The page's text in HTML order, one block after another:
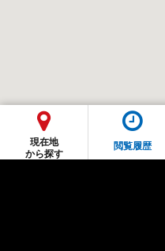
現在地
から探す
閲覧履歴